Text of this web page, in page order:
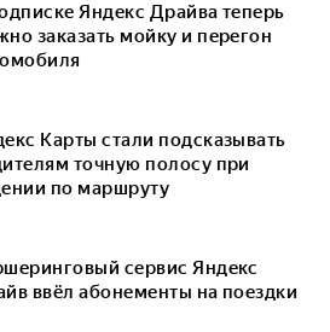
Яндекс Драйва теперь
заказать мойку и перегон
Карты стали подсказывать
точную полосу при
по маршруту
сервис Яндекс
ввёл абонементы на поездки